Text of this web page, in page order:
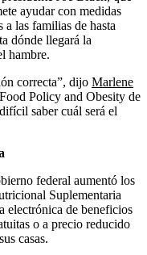
ayudar con medidas
a las familias de hasta
dónde llegará la
hambre.
correcta”, dijo Marlene
Policy and Obesity de
saber cuál será el
federal aumentó los
Suplementaria
electrónica de beneficios
o a precio reducido
casas.